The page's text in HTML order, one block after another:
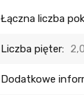
Łączna liczba
Liczba pięter: 2,0
Dodatkowe